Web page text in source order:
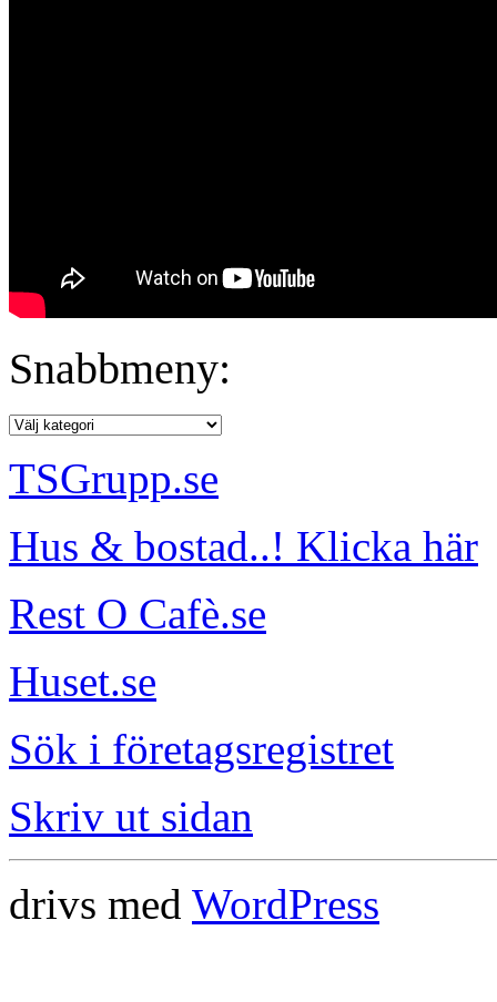
Snabbmeny:
TSGrupp.se
Hus & bostad..! Klicka här
Rest O Cafè.se
Huset.se
Sök i företagsregistret
Skriv ut sidan
drivs med WordPress